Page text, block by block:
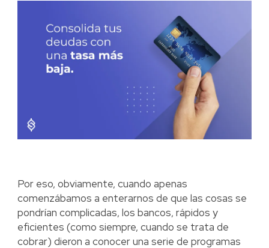
Por eso, obviamente, cuando apenas
comenzábamos a enterarnos de que las cosas se
pondrían complicadas, los bancos, rápidos y
eficientes (como siempre, cuando se trata de
cobrar) dieron a conocer una serie de programas